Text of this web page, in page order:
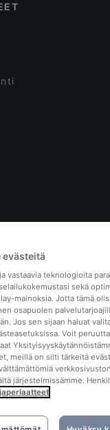
kuningaskunnat
evästeitä
vastaavia teknologioita
sekä
mainoksia. Jotta tämä
osapuolen
Jos sen sijaan haluat
Voit
meillä on silti tärkeitä
järjestelmissämme.